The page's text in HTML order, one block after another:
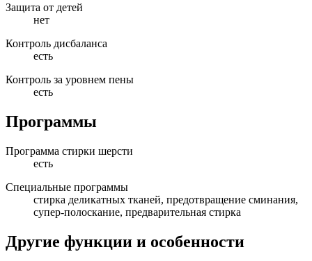
Защита от детей
нет
Контроль дисбаланса
есть
Контроль за уровнем пены
есть
Программы
Программа стирки шерсти
есть
Специальные программы
стирка деликатных тканей, предотвращение сминания,
супер-полоскание, предварительная стирка
Другие функции и особенности